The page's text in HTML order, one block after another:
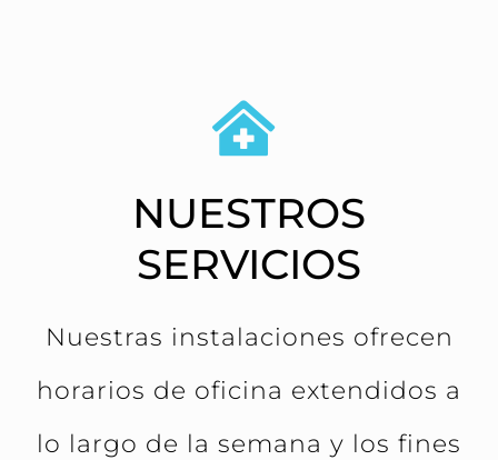
NUESTROS
SERVICIOS
Nuestras instalaciones ofrecen
horarios de oficina extendidos a
lo largo de la semana y los fines